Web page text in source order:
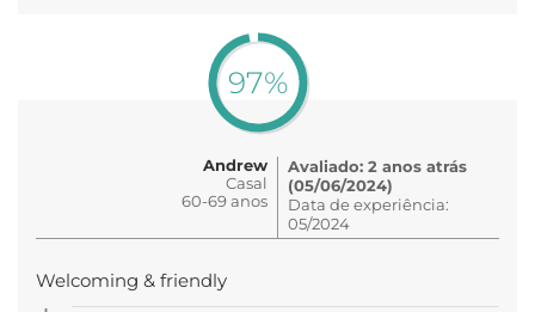
97%
Andrew
Casal
60-69 anos
Avaliado: 2 anos atrás
(05/06/2024)
Data de experiência:
05/2024
Welcoming & friendly